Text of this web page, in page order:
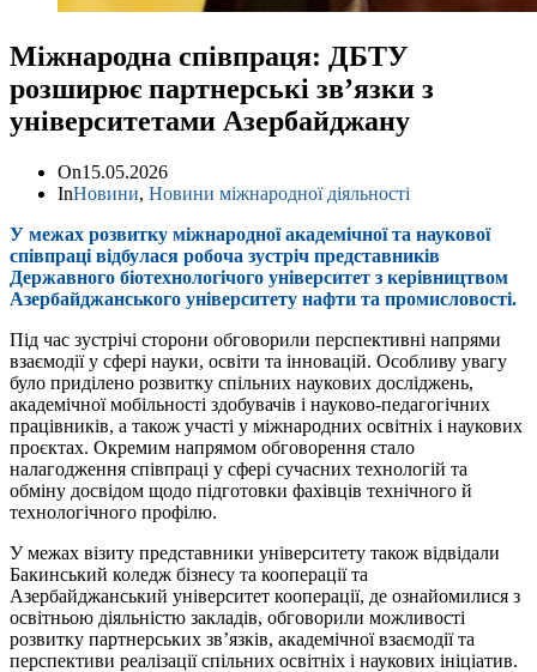
Міжнародна співпраця: ДБТУ
розширює партнерські зв’язки з
університетами Азербайджану
On15.05.2026
InНовини, Новини міжнародної діяльності
У межах розвитку міжнародної академічної та наукової
співпраці відбулася робоча зустріч представників
Державного біотехнологічого університет з керівництвом
Азербайджанського університету нафти та промисловості.
Під час зустрічі сторони обговорили перспективні напрями
взаємодії у сфері науки, освіти та інновацій. Особливу увагу
було приділено розвитку спільних наукових досліджень,
академічної мобільності здобувачів і науково-педагогічних
працівників, а також участі у міжнародних освітніх і наукових
проєктах. Окремим напрямом обговорення стало
налагодження співпраці у сфері сучасних технологій та
обміну досвідом щодо підготовки фахівців технічного й
технологічного профілю.
У межах візиту представники університету також відвідали
Бакинський коледж бізнесу та кооперації та
Азербайджанський університет кооперації, де ознайомилися з
освітньою діяльністю закладів, обговорили можливості
розвитку партнерських зв’язків, академічної взаємодії та
перспективи реалізації спільних освітніх і наукових ініціатив.